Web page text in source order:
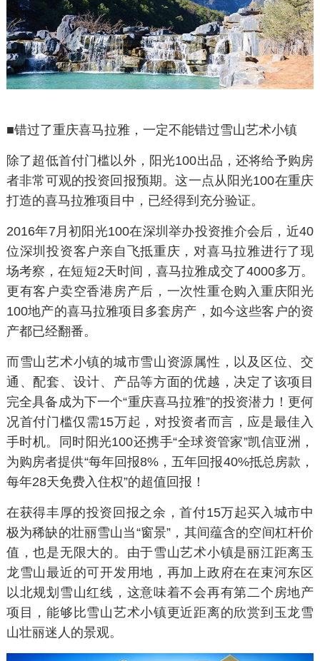
■错过了重庆喜马拉雅， 一定不能错过雪山艺术小镇
除了超低首付门槛以外，阳光100出品，还将给予购房
者非常可观的投资回报预期。这一点从阳光100在重庆
打造的喜马拉雅项目中，已经得到充分验证。
2016年7月初阳光100在深圳举办投资推介会后，近40
位深圳投资客户亲自飞抵重庆，对喜马拉雅进行了现
场考察，在短短2天时间，喜马拉雅成交了4000多万。
更有客户卖空香港房产后，一次性重仓购入重庆阳光
100地产的喜马拉雅项目多套房产，如今这些客户的资
产都已经翻番。
而雪山艺术小镇的城市雪山资源属性，以及区位、交
通、配套、设计、产品等方面的优越，决定了该项目
完全具备成为下一个“重庆喜马拉雅”的投资潜力！更何
况首付门槛仅需15万起，对投资者而言，应是最佳入
手时机。同时阳光100还携手“全球资管家”凯信亚洲，
为购房者提供“每年回报8%，五年回报40%抵总房款，
每年28天免费入住权”的超值回报！
在获得丰厚的投资回报之余，首付15万起买入城市中
极为稀缺的壮丽雪山当“窗景”，其间蕴含的空间杠杆价
值，也是无限大的。由于雪山艺术小镇是丽江距离玉
龙雪山最近的可开发用地，再加上政府在在束河东区
以北规划雪山红线，这意味着不会再有第二个房地产
项目，能够比雪山艺术小镇更近距离的欣赏到玉龙雪
山壮丽迷人的景观。